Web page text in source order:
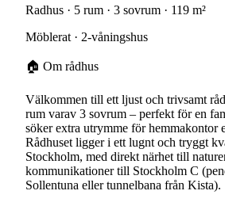
Radhus · 5 rum · 3 sovrum · 119 m²
Möblerat · 2-våningshus
🏠 Om rådhus
Välkommen till ett ljust och trivsamt
rum varav 3 sovrum – perfekt för en
söker extra utrymme för hemmakontor
Rådhuset ligger i ett lugnt och tryggt
Stockholm, med direkt närhet till
kommunikationer till Stockholm C
Sollentuna eller tunnelbana från Kista).